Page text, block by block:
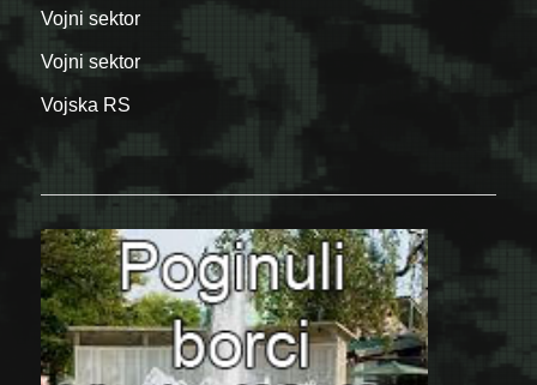
Vojni sektor
Vojni sektor
Vojska RS